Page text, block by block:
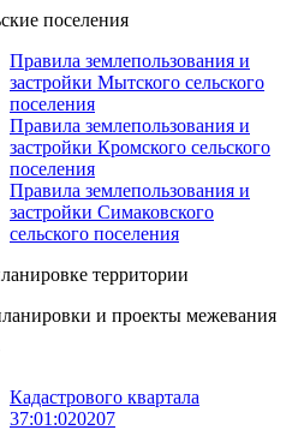
поселения
Правила землепользования и
застройки Мытского сельского
поселения
Правила землепользования и
застройки Кромского сельского
поселения
Правила землепользования и
застройки Симаковского
сельского поселения
территории
и проекты межевания
Кадастрового квартала
37:01:020207